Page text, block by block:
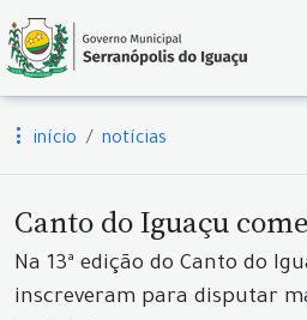
início notícias
Canto do Iguaçu
Na 13ª edição do Canto do
inscreveram para disputar